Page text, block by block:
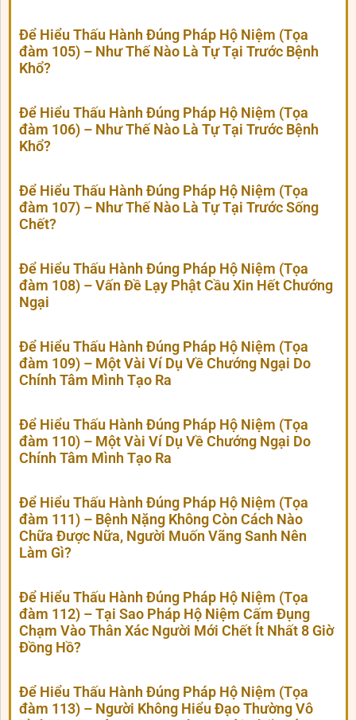
Để Hiểu Thấu Hành Đúng Pháp Hộ Niệm (Tọa
đàm 105) – Như Thế Nào Là Tự Tại Trước Bệnh
Khổ?
Để Hiểu Thấu Hành Đúng Pháp Hộ Niệm (Tọa
đàm 106) – Như Thế Nào Là Tự Tại Trước Bệnh
Khổ?
Để Hiểu Thấu Hành Đúng Pháp Hộ Niệm (Tọa
đàm 107) – Như Thế Nào Là Tự Tại Trước Sống
Chết?
Để Hiểu Thấu Hành Đúng Pháp Hộ Niệm (Tọa
đàm 108) – Vấn Đề Lạy Phật Cầu Xin Hết Chướng
Ngại
Để Hiểu Thấu Hành Đúng Pháp Hộ Niệm (Tọa
đàm 109) – Một Vài Ví Dụ Về Chướng Ngại Do
Chính Tâm Mình Tạo Ra
Để Hiểu Thấu Hành Đúng Pháp Hộ Niệm (Tọa
đàm 110) – Một Vài Ví Dụ Về Chướng Ngại Do
Chính Tâm Mình Tạo Ra
Để Hiểu Thấu Hành Đúng Pháp Hộ Niệm (Tọa
đàm 111) – Bệnh Nặng Không Còn Cách Nào
Chữa Được Nữa, Người Muốn Vãng Sanh Nên
Làm Gì?
Để Hiểu Thấu Hành Đúng Pháp Hộ Niệm (Tọa
đàm 112) – Tại Sao Pháp Hộ Niệm Cấm Đụng
Chạm Vào Thân Xác Người Mới Chết Ít Nhất 8 Giờ
Đồng Hồ?
Để Hiểu Thấu Hành Đúng Pháp Hộ Niệm (Tọa
đàm 113) – Người Không Hiểu Đạo Thường Vô